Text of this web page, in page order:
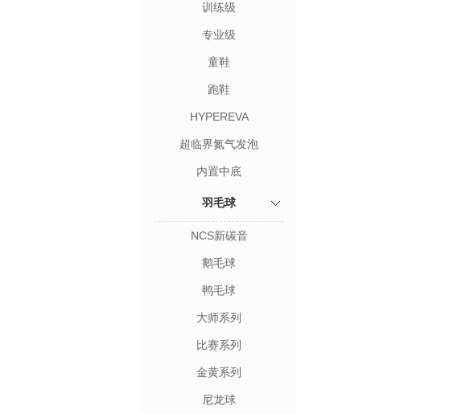
训练级
专业级
童鞋
跑鞋
HYPEREVA
超临界氮气发泡
内置中底
羽毛球
NCS新碳音
鹅毛球
鸭毛球
大师系列
比赛系列
金黄系列
尼龙球